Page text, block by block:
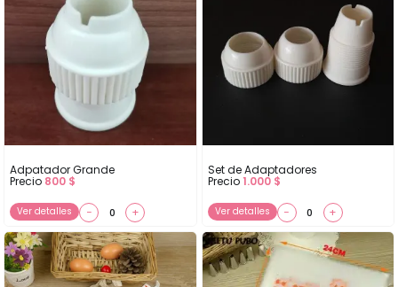
Adpatador Grande
Precio 800 $
Ver detalles − +
Set de Adaptadores
Precio 1.000 $
Ver detalles − +